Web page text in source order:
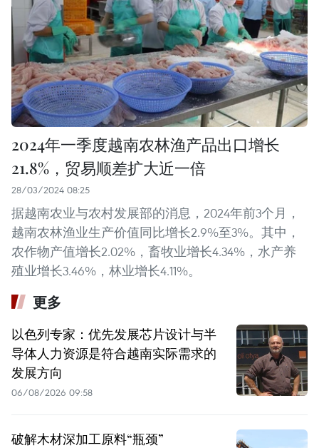
2024年一季度越南农林渔产品出口增长
21.8%，贸易顺差扩大近一倍
28/03/2024 08:25
据越南农业与农村发展部的消息，2024年前3个月，
越南农林渔业生产价值同比增长2.9%至3%。其中，
农作物产值增长2.02%，畜牧业增长4.34%，水产养
殖业增长3.46%，林业增长4.11%。
更多
以色列专家：优先发展芯片设计与半
导体人力资源是符合越南实际需求的
发展方向
06/08/2026 09:58
破解木材深加工原料“瓶颈”